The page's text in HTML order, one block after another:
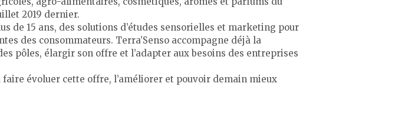
2019 dernier.
de 15 ans, des solutions d’études sensorielles et marketing pour
des consommateurs. Terra’Senso accompagne déjà la
pôles, élargir son offre et l’adapter aux besoins des entreprises
évoluer cette offre, l’améliorer et pouvoir demain mieux